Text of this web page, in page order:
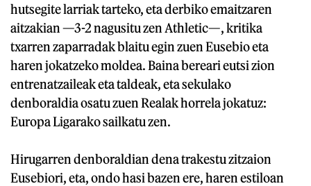
hutsegite larriak tarteko, eta derbiko emaitzaren
aitzakian —3-2 nagusitu zen Athletic—, kritika
txarren zaparradak blaitu egin zuen Eusebio eta
haren jokatzeko moldea. Baina bereari eutsi zion
entrenatzaileak eta taldeak, eta sekulako
denboraldia osatu zuen Realak horrela jokatuz:
Europa Ligarako sailkatu zen.
Hirugarren denboraldian dena trakestu zitzaion
Eusebiori, eta, ondo hasi bazen ere, haren estiloan